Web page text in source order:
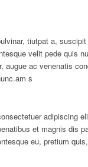
tiutpat a,
velit pede quis
augue ac venenatis
s
adipiscing
et magnis dis
eu, pretium